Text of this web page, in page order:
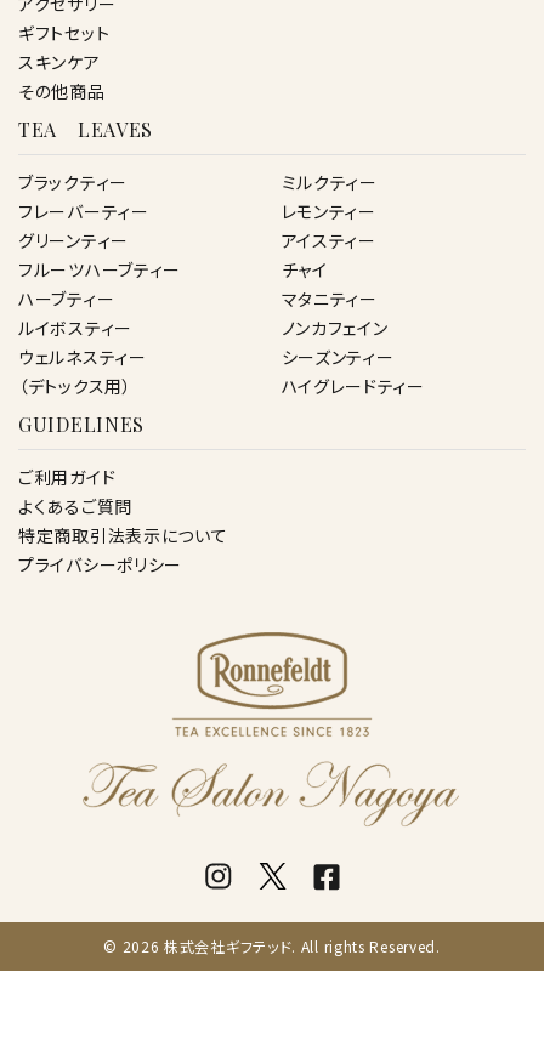
ギフトセット
スキンケア
その他商品
TEA LEAVES
ブラックティー
フレーバーティー
グリーンティー
フルーツハーブティー
ハーブティー
ルイボスティー
ウェルネスティー
（デトックス用）
ミルクティー
レモンティー
アイスティー
チャイ
マタニティー
ノンカフェイン
シーズンティー
ハイグレードティー
GUIDELINES
ご利用ガイド
よくあるご質問
特定商取引法表示について
プライバシーポリシー
© 2026 株式会社ギフテッド. All rights Reserved.